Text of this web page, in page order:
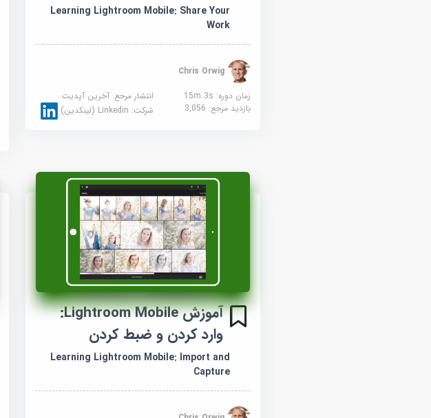
Learning Lightroom Mobile: Share Your
Work
زمان دوره: 15m 3s
انتشار مرجع: آخرین آپدیت
بازدید مرجع: 3,056 شرکت: Linkedin (لینکدین)
آموزش Lightroom Mobile:
وارد کردن و ضبط کردن
Learning Lightroom Mobile: Import and
Capture